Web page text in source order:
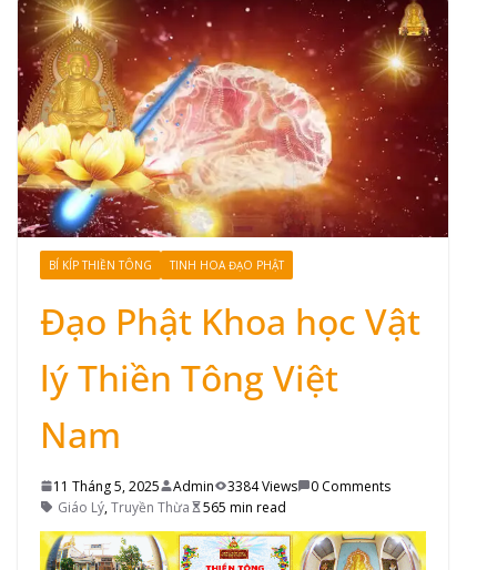
BÍ KÍP THIỀN TÔNG TINH HOA ĐẠO PHẬT
Đạo Phật Khoa học Vật
lý Thiền Tông Việt
Nam
11 Tháng 5, 2025 Admin 3384 Views
0 Comments
Giáo Lý,Truyền Thừa 565 min read